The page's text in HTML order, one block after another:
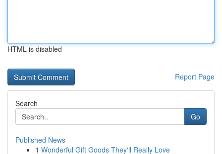
HTML is disabled
Report Page
Search
Go
Published News
1 Wonderful Gift Goods They'll Really Love